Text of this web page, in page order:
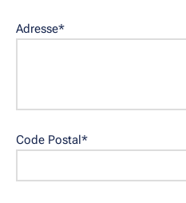
Adresse*
Code Postal *